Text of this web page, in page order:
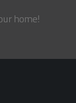
home!